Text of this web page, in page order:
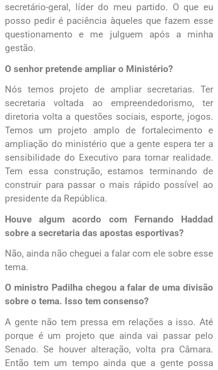
secretário-geral, líder do meu partido. O que eu
posso pedir é paciência àqueles que fazem esse
questionamento e me julguem após a minha
gestão.
O senhor pretende ampliar o Ministério?
Nós temos projeto de ampliar secretarias. Ter
secretaria voltada ao empreendedorismo, ter
diretoria volta a questões sociais, esporte, jogos.
Temos um projeto amplo de fortalecimento e
ampliação do ministério que a gente espera ter a
sensibilidade do Executivo para tornar realidade.
Tem essa construção, estamos terminando de
construir para passar o mais rápido possível ao
presidente da República.
Houve algum acordo com Fernando Haddad
sobre a secretaria das apostas esportivas?
Não, ainda não cheguei a falar com ele sobre esse
tema.
O ministro Padilha chegou a falar de uma divisão
sobre o tema. Isso tem consenso?
A gente não tem pressa em relações a isso. Até
porque é um projeto que ainda vai passar pelo
Senado. Se houver alteração, volta pra Câmara.
Então tem um tempo ainda que a gente possa